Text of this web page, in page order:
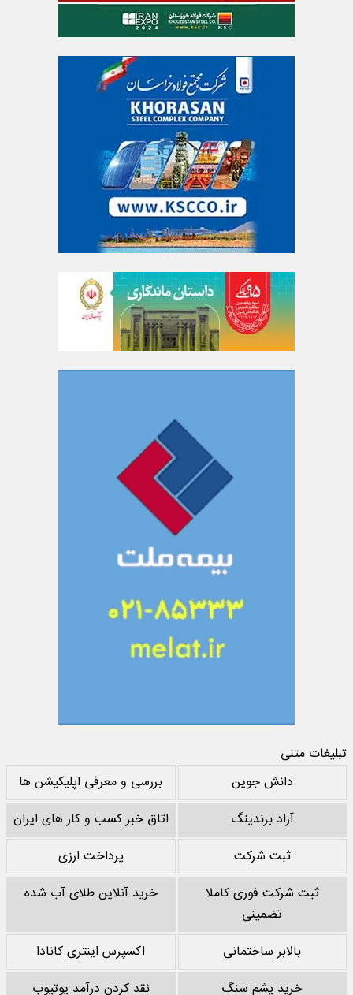
تبلیغات متنی
دانش جوین
بررسی و معرفی اپلیکیشن ها
آراد برندینگ
اتاق خبر کسب و کار های ایران
ثبت شرکت
پرداخت ارزی
ثبت شرکت فوری کاملا
تضمینی
خرید آنلاین طلای آب شده
بالابر ساختمانی
اکسپرس اینتری کانادا
خرید پشم سنگ
نقد کردن درآمد یوتیوب